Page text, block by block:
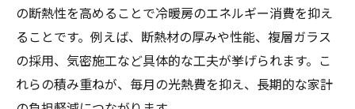
の断熱性を高めることで冷暖房のエネルギー消費を抑え
ることです。例えば、断熱材の厚みや性能、複層ガラス
の採用、気密施工など具体的な工夫が挙げられます。こ
れらの積み重ねが、毎月の光熱費を抑え、長期的な家計